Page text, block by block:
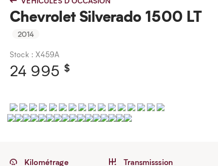
Chevrolet Silverado 1500 LT
2014
Stock : X459A
24 995 $
Kilométrage
Transmisssion